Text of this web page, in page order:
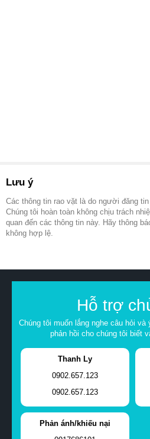
Lưu ý
Các thông tin rao vặt là do người đăng tin
Chúng tôi hoàn toàn không chịu trách
quan đến các thông tin này. Hãy thông
không hợp lệ.
Hỗ trợ
Chúng tôi muốn lắng nghe câu hỏi
phản hồi cho chúng tôi biết
Thanh Ly
0902.657.123
0902.657.123
Phản ánh/khiếu nại